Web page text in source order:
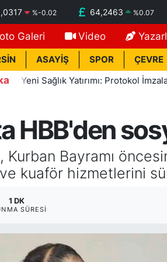
%-0.02 64,2463 %0.07
Galeri Video
ASAYİŞ SPOR ÇEVRE
Sağlık Yatırımı: Protokol İmzalandı
HBB'den
Bayramı
kuaför hizmetlerini
1 DK
SÜRESI